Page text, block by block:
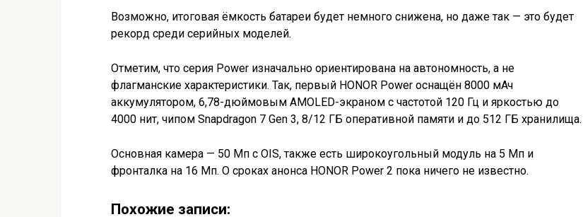
Возможно, итоговая ёмкость батареи будет немного снижена, но даже так — это будет
рекорд среди серийных моделей.
Отметим, что серия Power изначально ориентирована на автономность, а не
флагманские характеристики. Так, первый HONOR Power оснащён 8000 мАч
аккумулятором, 6,78-дюймовым AMOLED-экраном с частотой 120 Гц и яркостью до
4000 нит, чипом Snapdragon 7 Gen 3, 8/12 ГБ оперативной памяти и до 512 ГБ хранилища.
Основная камера — 50 Мп с OIS, также есть широкоугольный модуль на 5 Мп и
фронталка на 16 Мп. О сроках анонса HONOR Power 2 пока ничего не известно.
Похожие записи: